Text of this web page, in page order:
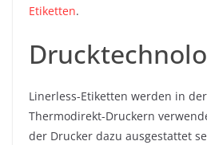
Etiketten.
Linerless-Etiketten werden in
Thermodirekt-Druckern
der Drucker dazu ausgestattet